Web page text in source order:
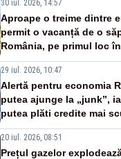
30 iul. 2026, 14:57
Aproape o treime dintre
permit o vacanță de o
România, pe primul loc
29 iul. 2026, 10:47
Alertă pentru economia
putea ajunge la „junk”,
putea plăti credite mai
20 iul. 2026, 08:51
Prețul gazelor